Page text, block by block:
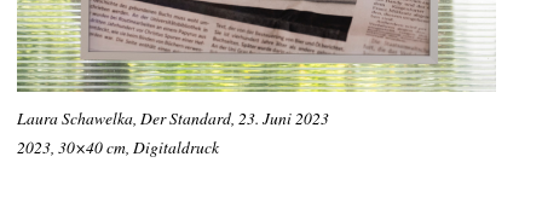
Laura Schawelka, Der Standard, 23. Juni 2023
2023, 30×40 cm, Digitaldruck